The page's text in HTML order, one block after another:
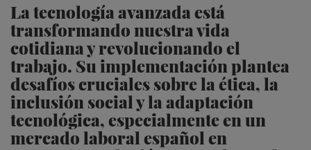
La tecnología avanzada está
transformando nuestra vida
cotidiana y revolucionando el
trabajo. Su implementación plantea
desafíos cruciales sobre la ética, la
inclusión social y la adaptación
tecnológica, especialmente en un
mercado laboral español en